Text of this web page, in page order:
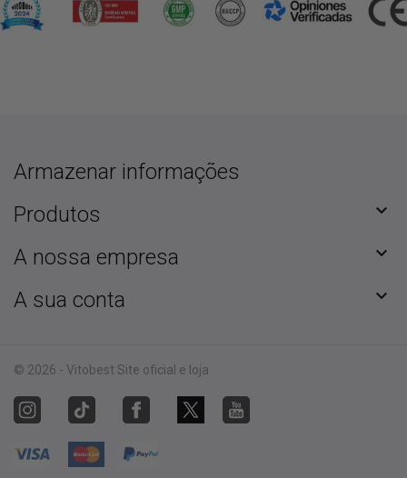
Armazenar informações
Produtos

A nossa empresa 
A sua conta 
© 2026 - Vitobest Site oficial e loja